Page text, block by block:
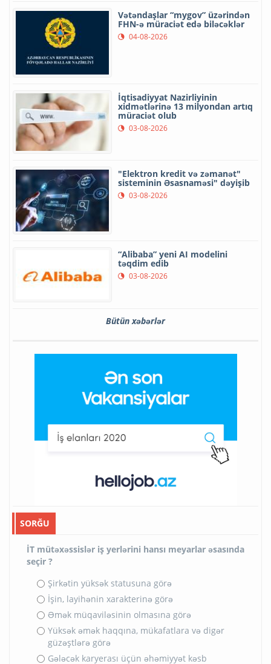
Vətəndaşlar “mygov” üzərindən
FHN-ə müraciət edə biləcəklər
04-08-2026
İqtisadiyyat Nazirliyinin
xidmətlərinə 13 milyondan artıq
müraciət olub
03-08-2026
"Elektron kredit və zəmanət"
sisteminin Əsasnaməsi" dəyişib
03-08-2026
“Alibaba” yeni AI modelini
təqdim edib
03-08-2026
Bütün xəbərlər
SORĞU
İT mütəxəssislər iş yerlərini hansı meyarlar əsasında
seçir ?
Şirkətin yüksək statusuna görə
İşin, layihənin xarakterinə görə
Əmək müqaviləsinin olmasına görə
Yüksək əmək haqqına, mükafatlara və digər
güzəştlərə görə
Gələcək karyerası üçün əhəmiyyət kəsb